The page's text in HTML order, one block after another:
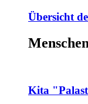
Übersicht
Kita